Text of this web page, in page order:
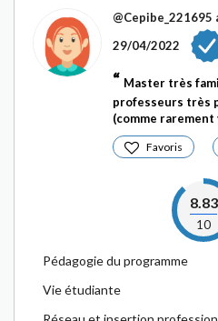
@Cepibe_221695
29/04/2022
Master très
professeurs très
(comme rarement
Favoris
8.83
10
Pédagogie du programme
Vie étudiante